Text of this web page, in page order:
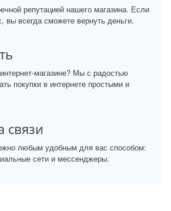
репутацией нашего магазина. Если
вы всегда сможете вернуть деньги.
магазине? Мы с радостью
покупки в интернете простыми и
связи
любым удобным для вас способом:
сети и мессенджеры.